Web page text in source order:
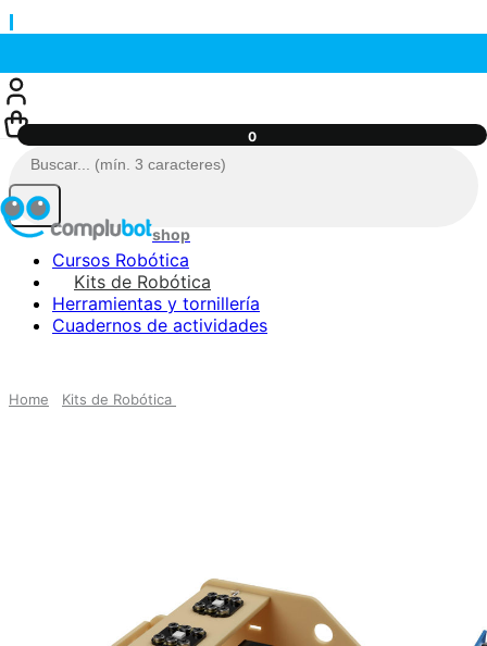
0
Cursos Robótica
Kits de Robótica
Herramientas y tornillería
Cuadernos de actividades
Home Kits de Robótica